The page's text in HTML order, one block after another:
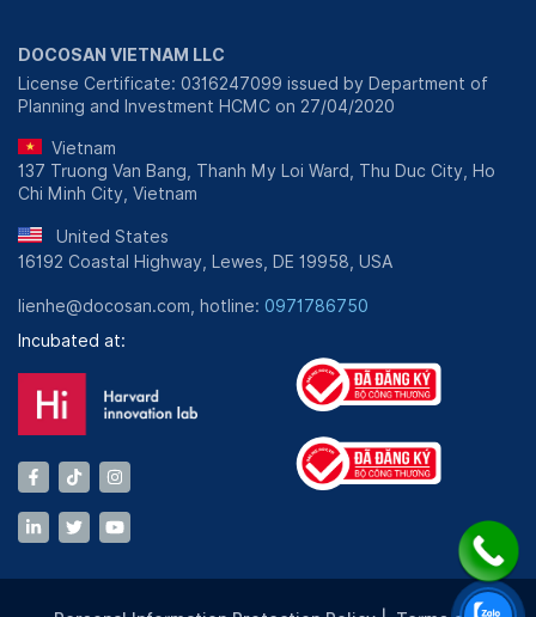
DOCOSAN VIETNAM LLC
License Certificate: 0316247099 issued by Department of
Planning and Investment HCMC on 27/04/2020
Vietnam
137 Truong Van Bang, Thanh My Loi Ward, Thu Duc City, Ho
Chi Minh City, Vietnam
United States
16192 Coastal Highway, Lewes, DE 19958, USA
lienhe@docosan.com, hotline: 0971786750
Incubated at: